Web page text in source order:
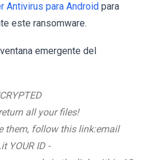
Antivirus para Android para
este ransomware.
emergente del
all your files!
them, follow this link:email
YOUR ID -